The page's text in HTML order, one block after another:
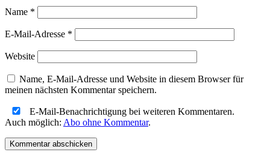
Name *
E-Mail-Adresse *
Website
Name, E-Mail-Adresse und Website in diesem Browser für
meinen nächsten Kommentar speichern.
E-Mail-Benachrichtigung bei weiteren Kommentaren.
Auch möglich: Abo ohne Kommentar.